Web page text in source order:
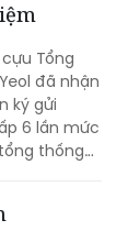
đã nhận
ký gửi
6 lần mức
thống
vậy, cựu Đệ
cũng ghi
170
tạm giam
cáo buộc
Durov có